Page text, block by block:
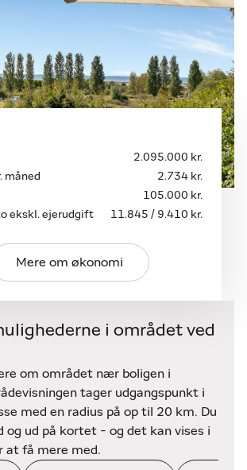
2.095.000 kr.
måned
2.734 kr.
105.000 kr.
ekskl. ejerudgift
11.845 / 9.410 kr.
Mere om økonomi
i området ved
om området nær boligen i
tager udgangspunkt i
med en radius på op til 20 km. Du
og ud på kortet - og det kan vises i
få mere med.